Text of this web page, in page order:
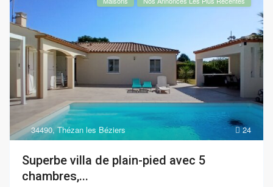
24
34490,Thézan les Béziers
Superbe villa de plain-pied avec 5
chambres,...